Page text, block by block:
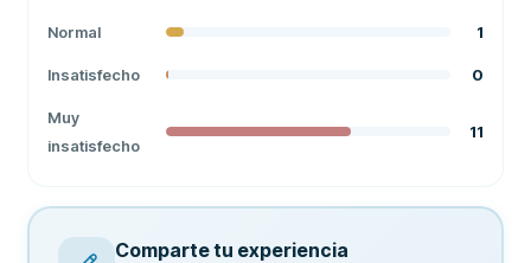
Normal 1
Insatisfecho 0
Muy
insatisfecho
11
Comparte tu experiencia